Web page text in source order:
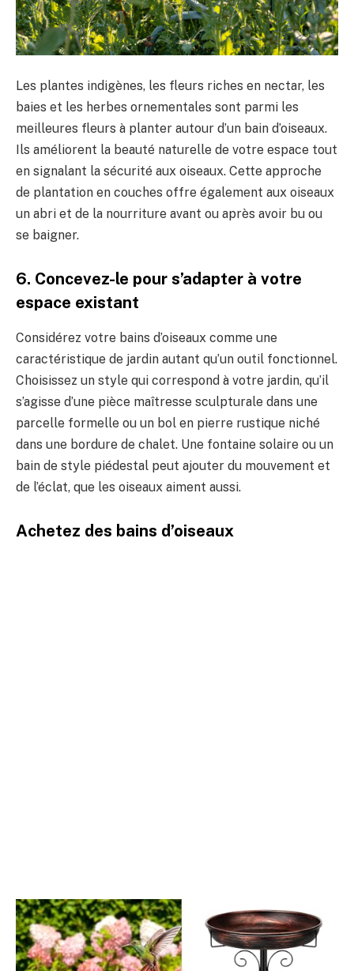
Les plantes indigènes, les fleurs riches en nectar, les
baies et les herbes ornementales sont parmi les
meilleures fleurs à planter autour d’un bain d’oiseaux.
Ils améliorent la beauté naturelle de votre espace tout
en signalant la sécurité aux oiseaux. Cette approche
de plantation en couches offre également aux oiseaux
un abri et de la nourriture avant ou après avoir bu ou
se baigner.
6. Concevez-le pour s’adapter à votre
espace existant
Considérez votre bains d’oiseaux comme une
caractéristique de jardin autant qu’un outil fonctionnel.
Choisissez un style qui correspond à votre jardin, qu’il
s’agisse d’une pièce maîtresse sculpturale dans une
parcelle formelle ou un bol en pierre rustique niché
dans une bordure de chalet. Une fontaine solaire ou un
bain de style piédestal peut ajouter du mouvement et
de l’éclat, que les oiseaux aiment aussi.
Achetez des bains d’oiseaux